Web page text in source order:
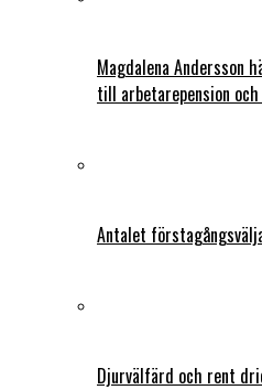
Magdalena Andersson
till arbetarepension
Antalet
Djurvälfärd och rent